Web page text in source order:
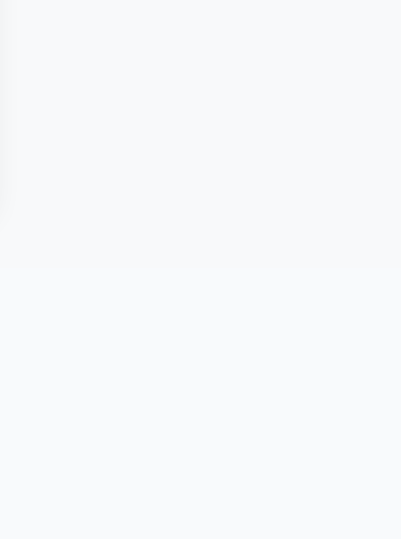
do CONTRAN
UNIFIEO – aprovado no
Advogados do
Área de Concentração
Jurídica dos Direitos
em concursos